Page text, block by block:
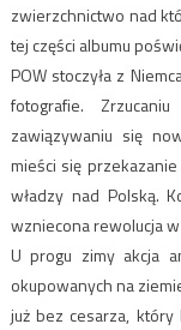
zwierzchnictwo nad
tej części albumu
POW stoczyła z
fotografie.
zawiązywaniu się
mieści się
władzy nad Polską.
wzniecona rewolucja
U progu zimy akcja
okupowanych na
już bez cesarza, który